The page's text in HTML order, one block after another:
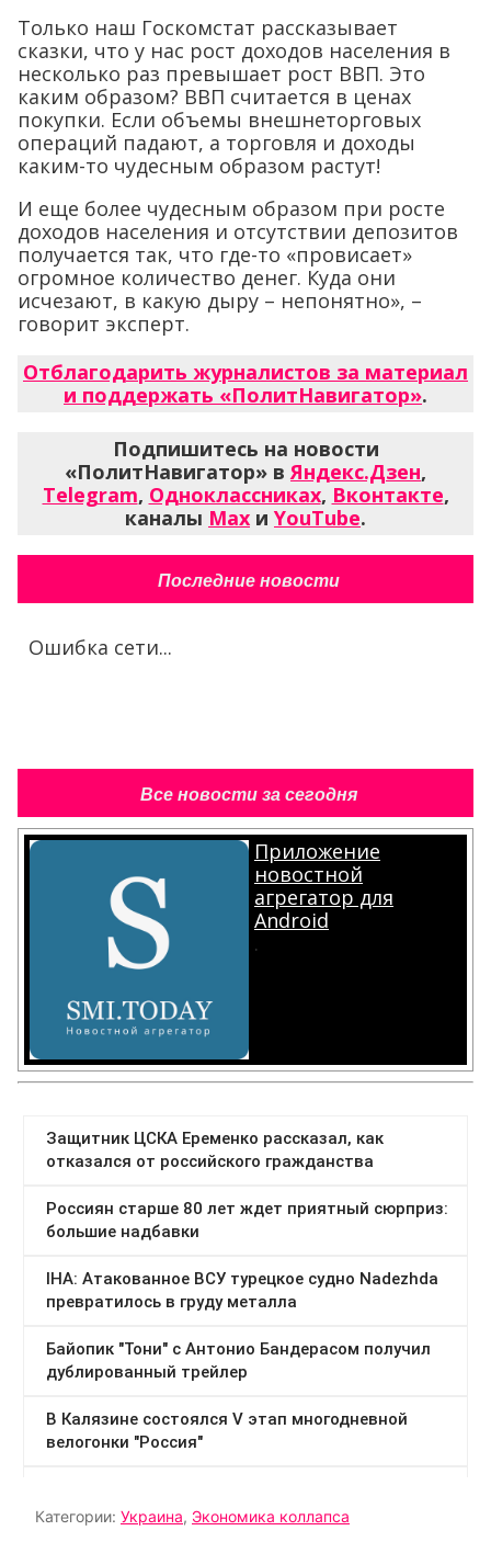
Только наш Госкомстат рассказывает
сказки, что у нас рост доходов населения в
несколько раз превышает рост ВВП. Это
каким образом? ВВП считается в ценах
покупки. Если объемы внешнеторговых
операций падают, а торговля и доходы
каким-то чудесным образом растут!
И еще более чудесным образом при росте
доходов населения и отсутствии депозитов
получается так, что где-то «провисает»
огромное количество денег. Куда они
исчезают, в какую дыру – непонятно», –
говорит эксперт.
Отблагодарить журналистов за материал
и поддержать «ПолитНавигатор».
Подпишитесь на новости
«ПолитНавигатор» вЯндекс.Дзен,
Telegram, Одноклассниках, Вконтакте,
каналы Max и YouTube.
Последние новости
Ошибка сети...
Все новости за сегодня
Приложение
новостной
агрегатор для
Android
.
Категории: Украина, Экономика коллапса